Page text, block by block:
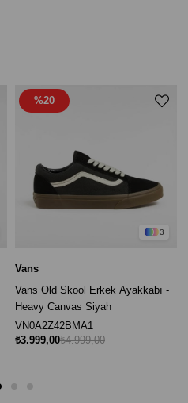
3
Vans
Vans Old Skool Erkek Ayakkabı -
Heavy Canvas Siyah
VN0A2Z42BMA1
₺3.999,00₺4.999,00
%20